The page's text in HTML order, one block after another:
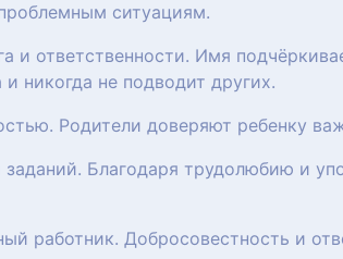
ситуациям.
ответственности. Имя
никогда не подводит других.
Родители доверяют ребенку
Благодаря трудолюбию и
работник. Добросовестность и